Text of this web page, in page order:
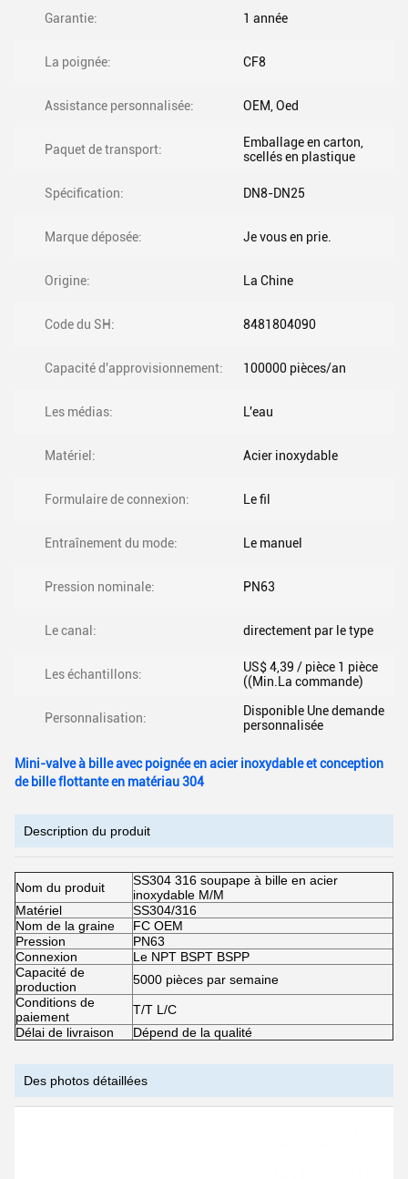
Garantie: 1 année
La poignée: CF8
Assistance personnalisée: OEM, Oed
Paquet de transport:
Emballage en carton,
scellés en plastique
Spécification: DN8-DN25
Marque déposée: Je vous en prie.
Origine: La Chine
Code du SH: 8481804090
Capacité d'approvisionnement: 100000 pièces/an
Les médias: L'eau
Matériel: Acier inoxydable
Formulaire de connexion: Le fil
Entraînement du mode: Le manuel
Pression nominale: PN63
Le canal: directement par le type
Les échantillons:
US$ 4,39 / pièce 1 pièce
((Min.La commande)
Personnalisation:
Disponible Une demande
personnalisée
Mini-valve à bille avec poignée en acier inoxydable et conception
de bille flottante en matériau 304
Description du produit
Nom du produit
SS304 316 soupape à bille en acier
inoxydable M/M
Matériel
SS304/316
Nom de la graine
FC OEM
Pression
PN63
Connexion
Le NPT BSPT BSPP
Capacité de
production
5000 pièces par semaine
Conditions de
paiement
T/T L/C
Délai de livraison
Dépend de la qualité
Des photos détaillées